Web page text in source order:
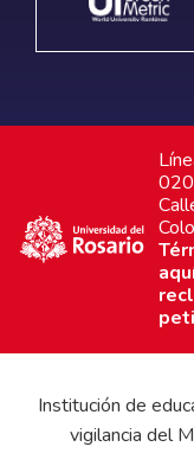
Institución de
vigilancia del